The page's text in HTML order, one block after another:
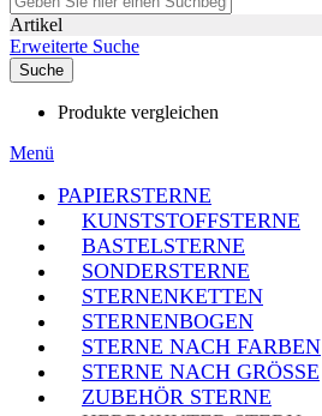
Artikel
Erweiterte Suche
Suche
Produkte vergleichen
Menü
PAPIERSTERNE
KUNSTSTOFFSTERNE
BASTELSTERNE
SONDERSTERNE
STERNENKETTEN
STERNENBOGEN
STERNE NACH FARBEN
STERNE NACH GRÖSSE
ZUBEHÖR STERNE